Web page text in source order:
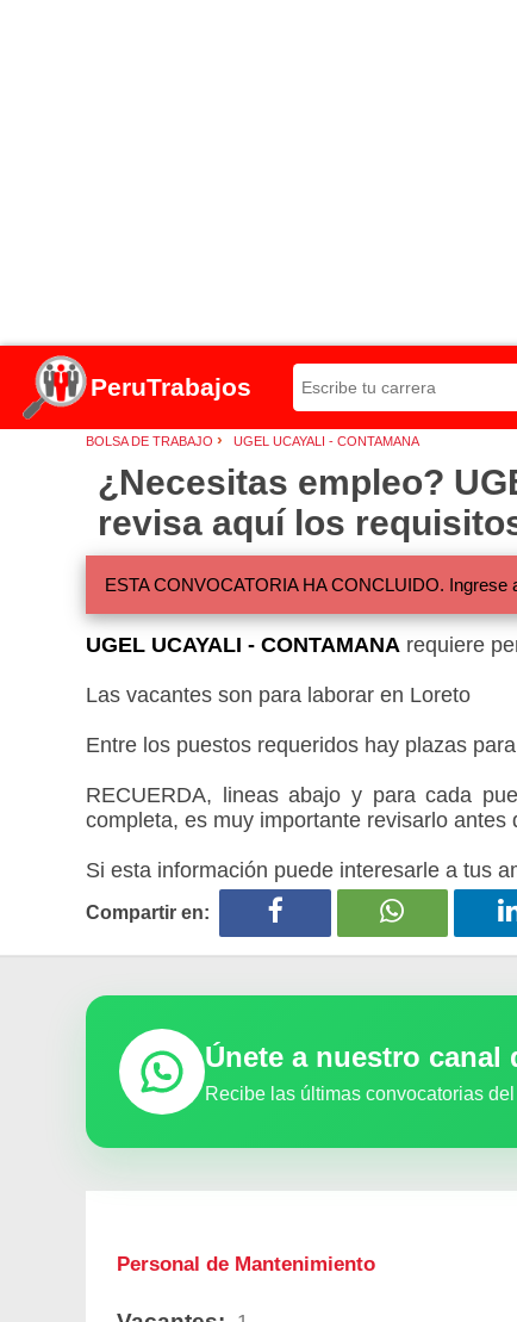
PeruTrabajos
BOLSA DE TRABAJO › UGEL UCAYALI - CONTAMANA
¿Necesitas empleo?
revisa aquí los
ESTA CONVOCATORIA HA CONCLUIDO.
UGEL UCAYALI - CONTAMANA requiere
Las vacantes son para laborar en Loreto
Entre los puestos requeridos hay plazas
RECUERDA, lineas abajo y para cada
completa, es muy importante revisarlo antes
Si esta información puede interesarle a tus
Compartir en:
Únete a nuestro canal
Recibe las últimas convocatorias
Personal de Mantenimiento